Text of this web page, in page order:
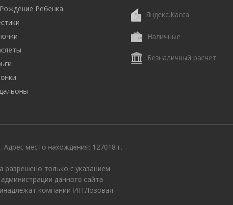
Ребенка
Яндекс.Касса
Наличные
Безналичный расчет
место нахождения: 127018 г.
разрешено только с указанием
данного сайта
компании ИП Лозовая